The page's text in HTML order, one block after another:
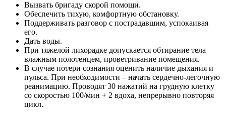
Вызвать бригаду скорой помощи.
Обеспечить тихую, комфортную обстановку.
Поддерживать разговор с пострадавшим, успокаивая
его.
Дать воды.
При тяжелой лихорадке допускается обтирание тела
влажным полотенцем, проветривание помещения.
В случае потери сознания оценить наличие дыхания и
пульса. При необходимости – начать сердечно-легочную
реанимацию. Проводят 30 нажатий на грудную клетку
со скоростью 100/мин + 2 вдоха, непрерывно повторяя
цикл.